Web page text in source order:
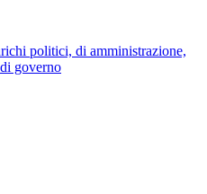
politici, di amministrazione,
governo